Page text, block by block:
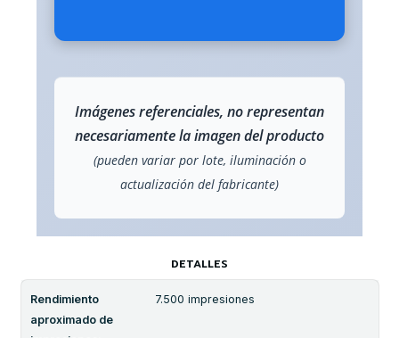
Imágenes referenciales, no representan
necesariamente la imagen del producto
(pueden variar por lote, iluminación o
actualización del fabricante)
DETALLES
Rendimiento
aproximado de
7.500 impresiones